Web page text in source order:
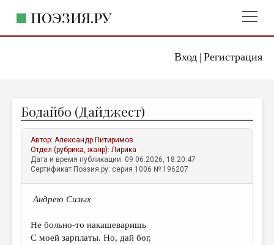
Вход| Регистрация
ПОЭЗИЯ.РУ
ЖАНРЫ
АВТОРЫ
КОММЕНТАРИИ
ЛИТСАЛОН
НОВОСТИ
ПРАВИЛА САЙТА
Бодайбо (Дайджест)
Автор:Александр Питиримов
Отдел (рубрика, жанр):Лирика
Дата и время публикации: 09.06.2026, 18:20:47
Сертификат Поэзия.ру: серия 1006 № 196207
Андрею Сизых
Не больно-то накашеваришь
С моей зарплаты. Но, дай бог,